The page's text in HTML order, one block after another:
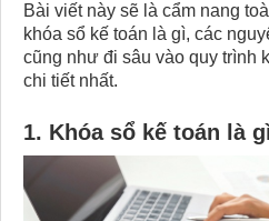
Bài viết này sẽ là cẩm nang
khóa sổ kế toán là gì, các
cũng như đi sâu vào quy trình
chi tiết nhất.
1. Khóa sổ kế toán là